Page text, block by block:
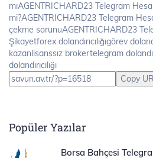
mıAGENTRICHARD23 Telegram
mi?AGENTRICHARD23 Telegram
çekme sorunuAGENTRICHARD23
Şikayetforex dolandırıcılığıgörev
kazanlisanssız brokertelegram
dolandırıcılığı
Copy
Popüler Yazılar
Borsa Bahçesi